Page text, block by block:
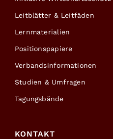
Leitblätter & Leitfäden
Lernmaterialien
Positionspapiere
Verbandsinformationen
Studien & Umfragen
Tagungsbände
KONTAKT